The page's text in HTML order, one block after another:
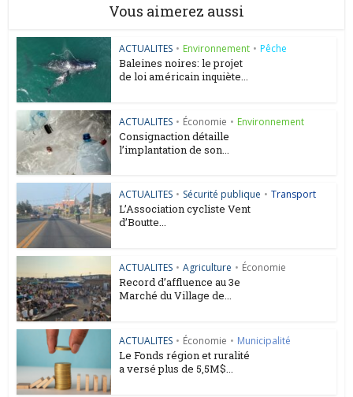
Vous aimerez aussi
ACTUALITES • Environnement • Pêche
Baleines noires: le projet
de loi américain inquiète...
ACTUALITES • Économie • Environnement
Consignaction détaille
l’implantation de son...
ACTUALITES • Sécurité publique • Transport
L’Association cycliste Vent
d’Boutte...
ACTUALITES • Agriculture • Économie
Record d’affluence au 3e
Marché du Village de...
ACTUALITES • Économie • Municipalité
Le Fonds région et ruralité
a versé plus de 5,5M$...